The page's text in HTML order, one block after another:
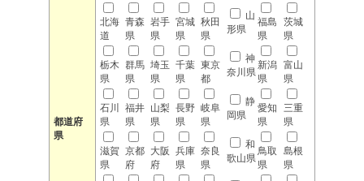
都道府
県
北海
道
青森
県
岩手
県
宮城
県
秋田
県
山
形県
福島
県
茨城
県
栃木
県
群馬
県
埼玉
県
千葉
県
東京
都
神
奈川県
新潟
県
富山
県
石川
県
福井
県
山梨
県
長野
県
岐阜
県
静
岡県
愛知
県
三重
県
滋賀
県
京都
府
大阪
府
兵庫
県
奈良
県
和
歌山県
鳥取
県
島根
県